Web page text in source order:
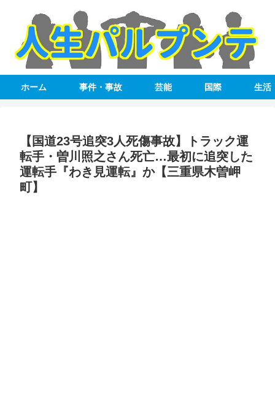
ホーム 事件・事故 芸能 国際 生活
【国道23号追突3人死傷事故】トラック運
転手・曽川照之さん死亡…最初に追突した
運転手『わき見運転』か【三重県木曽岬
町】